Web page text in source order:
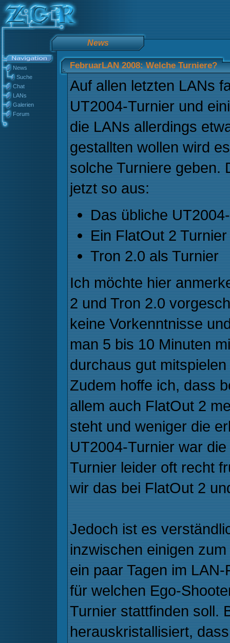
News
News
Suche
Chat
LANs
Galerien
Forum
FebruarLAN 2008: Welche Turniere?
Auf allen letzten LANs
UT2004-Turnier und
die LANs allerdings
gestallten wollen wird
solche Turniere geben.
jetzt so aus:
Das übliche
Ein FlatOut 2 Turnier
Tron 2.0 als Turnier
Ich möchte hier
2 und Tron 2.0
keine Vorkenntnisse
man 5 bis 10 Minuten
durchaus gut
Zudem hoffe ich, dass
allem auch FlatOut 2
steht und weniger die
UT2004-Turnier war
Turnier leider oft recht
wir das bei FlatOut 2
Jedoch ist es
inzwischen einigen
ein paar Tagen im
für welchen Ego-
Turnier stattfinden soll.
herauskristallisiert,